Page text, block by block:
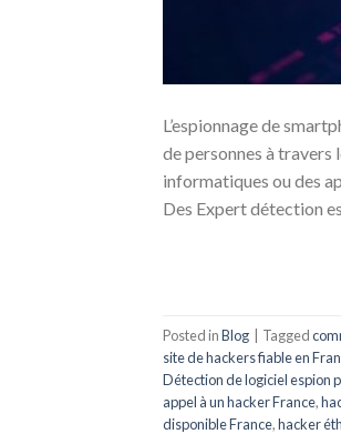
L’espionnage de
de personnes à travers
informatiques ou des
Des Expert détection
Posted inBlog | Tagged
site de hackers fiable en
Détection de logiciel espion
appel à un hacker France,
disponible France,hacker